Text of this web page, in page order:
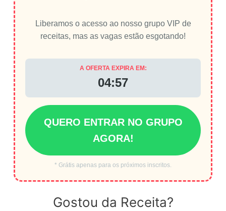
Liberamos o acesso ao nosso grupo VIP de
receitas, mas as vagas estão esgotando!
A OFERTA EXPIRA EM:
04:56
QUERO ENTRAR NO GRUPO
AGORA!
* Grátis apenas para os próximos inscritos.
Gostou da Receita?